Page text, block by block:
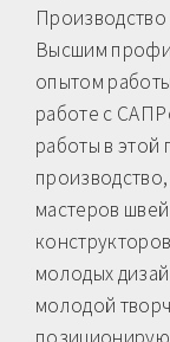
Высшим
опытом
работе с
работы в этой
мастеров
молодых
молодой